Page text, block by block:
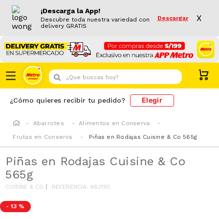
¡Descarga la App!
Descubre toda nuestra variedad con
delivery GRATIS
Descargar X
¿Que buscas hoy?
¿Cómo quieres recibir tu pedido? Elegir
Abarrotes
Alimentos en Conserva
Frutas en Conserva
Piñas en Rodajas Cuisine & Co 565g
Piñas en Rodajas Cuisine & Co
565g
CUISINE & CO REFERENCIA: 983195
- 13 %